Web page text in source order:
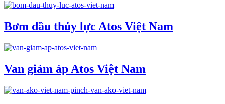
Bơm dầu thủy lực Atos Việt Nam
Van giảm áp Atos Việt Nam